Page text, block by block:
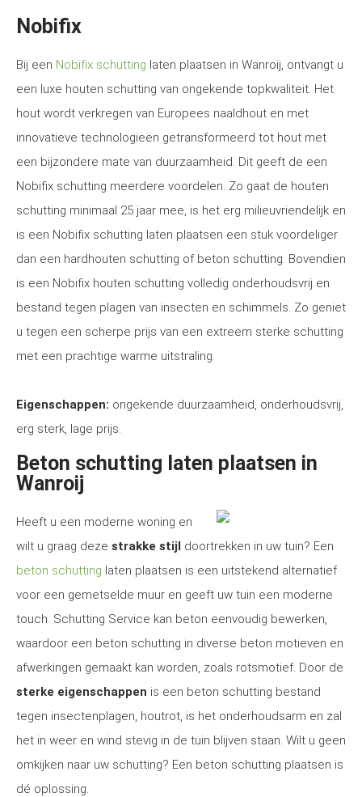
Nobifix
Bij een Nobifix schutting laten plaatsen in Wanroij, ontvangt u
een luxe houten schutting van ongekende topkwaliteit. Het
hout wordt verkregen van Europees naaldhout en met
innovatieve technologieën getransformeerd tot hout met
een bijzondere mate van duurzaamheid. Dit geeft de een
Nobifix schutting meerdere voordelen. Zo gaat de houten
schutting minimaal 25 jaar mee, is het erg milieuvriendelijk en
is een Nobifix schutting laten plaatsen een stuk voordeliger
dan een hardhouten schutting of beton schutting. Bovendien
is een Nobifix houten schutting volledig onderhoudsvrij en
bestand tegen plagen van insecten en schimmels. Zo geniet
u tegen een scherpe prijs van een extreem sterke schutting
met een prachtige warme uitstraling.
Eigenschappen: ongekende duurzaamheid, onderhoudsvrij,
erg sterk, lage prijs.
Beton schutting laten plaatsen in
Wanroij
Heeft u een moderne woning en
wilt u graag deze strakke stijl doortrekken in uw tuin? Een
beton schutting laten plaatsen is een uitstekend alternatief
voor een gemetselde muur en geeft uw tuin een moderne
touch. Schutting Service kan beton eenvoudig bewerken,
waardoor een beton schutting in diverse beton motieven en
afwerkingen gemaakt kan worden, zoals rotsmotief. Door de
sterke eigenschappen is een beton schutting bestand
tegen insectenplagen, houtrot, is het onderhoudsarm en zal
het in weer en wind stevig in de tuin blijven staan. Wilt u geen
omkijken naar uw schutting? Een beton schutting plaatsen is
dé oplossing.